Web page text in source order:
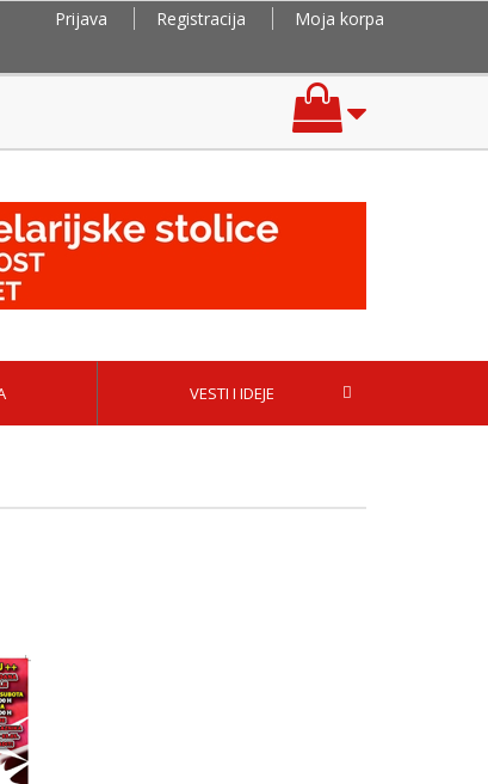
Prijava Registracija
Moja korpa
VESTI I IDEJE